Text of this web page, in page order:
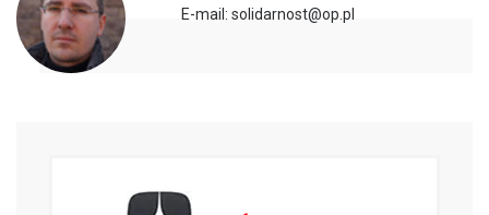
E-mail: solidarnost@op.pl